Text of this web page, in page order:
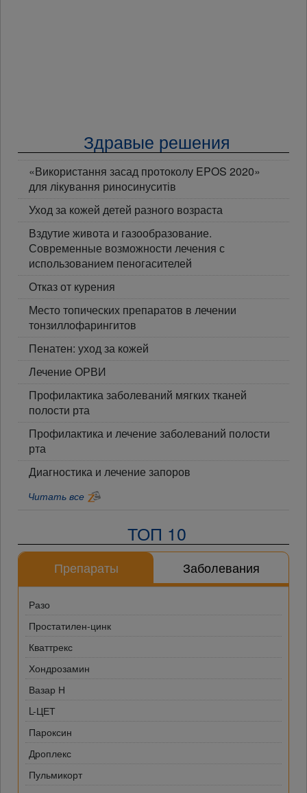
Здравые решения
«Використання засад протоколу EPOS 2020»
для лікування риносинуситів
Уход за кожей детей разного возраста
Вздутие живота и газообразование.
Современные возможности лечения с
использованием пеногасителей
Отказ от курения
Место топических препаратов в лечении
тонзиллофарингитов
Пенатен: уход за кожей
Лечение ОРВИ
Профилактика заболеваний мягких тканей
полости рта
Профилактика и лечение заболеваний полости
рта
Диагностика и лечение запоров
Читать все
ТОП 10
Препараты Заболевания
Разо
Простатилен-цинк
Кваттрекс
Хондрозамин
Вазар Н
L-ЦЕТ
Пароксин
Дроплекс
Пульмикорт